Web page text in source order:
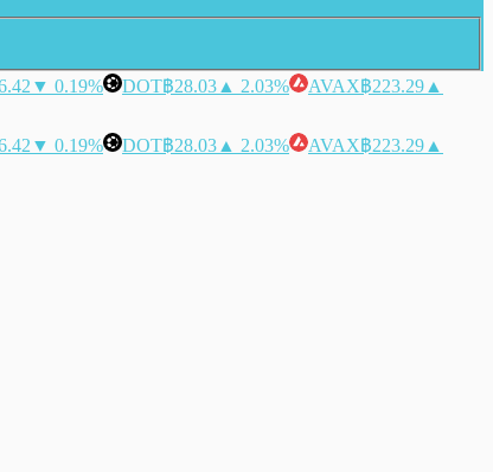
▼ 0.19% DOT฿28.03 ▲ 2.03% AVAX฿223.29 ▲
▼ 0.19% DOT฿28.03 ▲ 2.03% AVAX฿223.29 ▲